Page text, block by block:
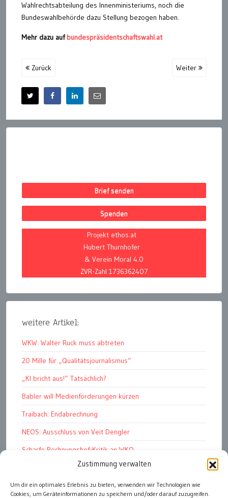
Zustimmung verwalten
Um dir ein optimales Erlebnis zu bieten, verwenden wir Technologien wie
Cookies, um Geräteinformationen zu speichern und/oder darauf zuzugreifen.
Wahlrechtsabteilung des Innenministeriums, noch die
Bundeswahlbehörde dazu Stellung bezogen haben.
Mehr dazu aufbundespräsidentschaftswahl.at
Zurück Weiter
Brief senden
Spenden
Projekt ethos.at
Hubert Thurnhofer
& Verein Moral 4.0
ZVR-Zahl 1736362407
weitere Artikel:
WKW: Walter Ruck muss abtreten
20 Mille für „Qualitätsjournalismus“
„KI bricht aus!“ Tatsächlich?
Babler will Medienförderungen kürzen
Traibach: Endabrechnung
NEOS: Ausschluss von Veit Dengler
Scharfe Rechnungshof-Kritik an WKO
Pelletspreise steigen massiv
Werbemüll: unüberbietbar